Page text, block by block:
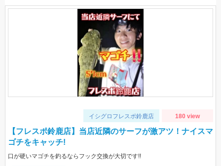
イシグロフレスポ鈴鹿店 180 view
【フレスポ鈴鹿店】当店近隣のサーフが激アツ！ナイスマ
ゴチをキャッチ!
口が硬いマゴチを釣るならフック交換が大切です!!